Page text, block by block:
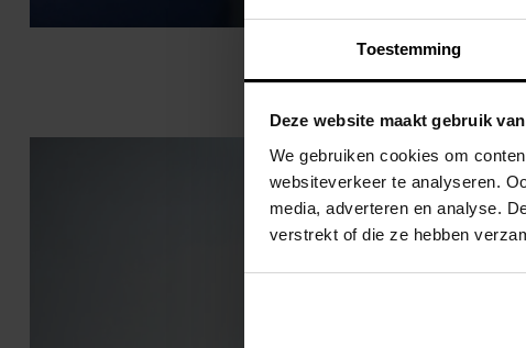
Toestemming
Deze website maakt gebruik
We gebruiken cookies om
websiteverkeer te analyseren.
media, adverteren en analyse.
verstrekt of die ze hebben